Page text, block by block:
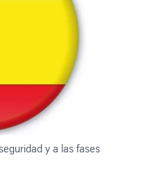
y a las fases